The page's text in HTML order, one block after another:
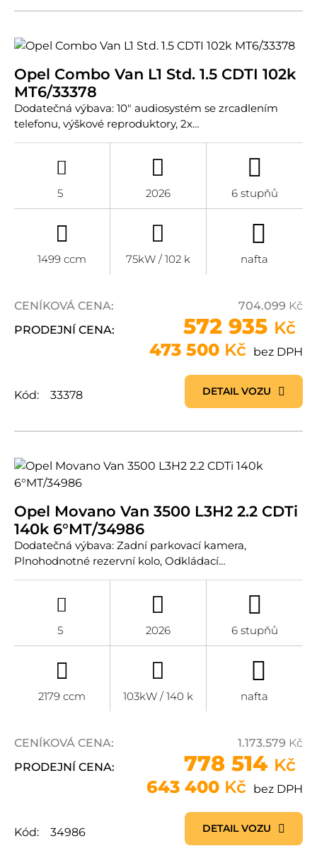
Opel Combo Van L1 Std. 1.5 CDTI 102k
MT6/33378
Dodatečná výbava: 10" audiosystém se zrcadlením
telefonu, výškové reproduktory, 2x…
5 2026 6 stupňů
1499 ccm 75kW / 102 k nafta
CENÍKOVÁ CENA: 704.099 Kč
PRODEJNÍ CENA:
572 935 Kč
473 500 Kč bez DPH
Kód: 33378 DETAIL VOZU
Opel Movano Van 3500 L3H2 2.2 CDTi
140k 6°MT/34986
Dodatečná výbava: Zadní parkovací kamera,
Plnohodnotné rezervní kolo, Odkládací…
5 2026 6 stupňů
2179 ccm 103kW / 140 k nafta
CENÍKOVÁ CENA: 1.173.579 Kč
PRODEJNÍ CENA:
778 514 Kč
643 400 Kč bez DPH
Kód: 34986 DETAIL VOZU